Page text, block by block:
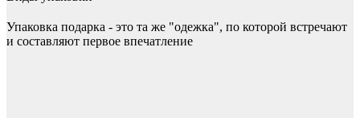
Упаковка подарка - это та же "одежка", по которой встречают
и составляют первое впечатление